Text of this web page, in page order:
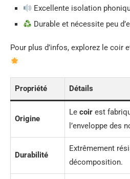
Excellente isolation
Durable et nécessite peu
Pour plus d’infos, explorez le coir
Propriété Détails
Origine
Le coir est
l’enveloppe des
Durabilité
Extrêmement
décomposition.